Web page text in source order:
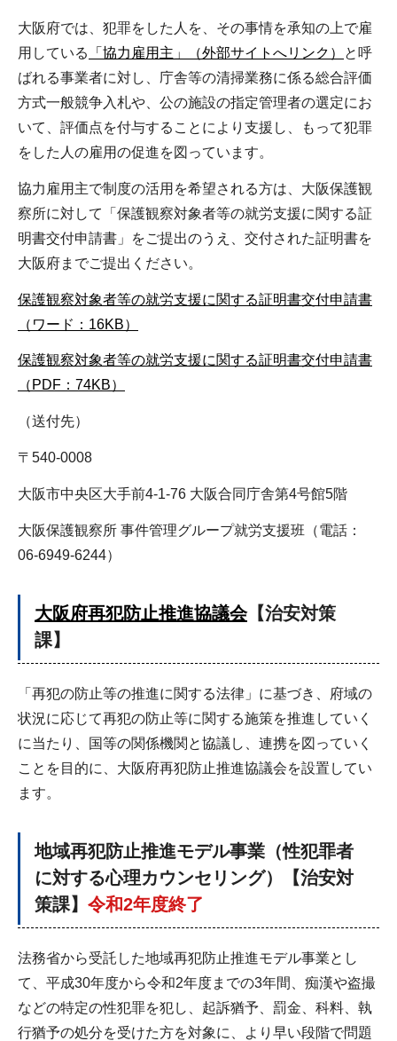
大阪府では、犯罪をした人を、その事情を承知の上で雇
用している
「協力雇用主」（外部サイトへリンク）
と呼
ばれる事業者に対し、庁舎等の清掃業務に係る総合評価
方式一般競争入札や、公の施設の指定管理者の選定にお
いて、評価点を付与することにより支援し、もって犯罪
をした人の雇用の促進を図っています。
協力雇用主で制度の活用を希望される方は、大阪保護観
察所に対して「保護観察対象者等の就労支援に関する証
明書交付申請書」をご提出のうえ、交付された証明書を
大阪府までご提出ください。
保護観察対象者等の就労支援に関する証明書交付申請書
（ワード：16KB）
保護観察対象者等の就労支援に関する証明書交付申請書
（PDF：74KB）
（送付先）
〒540-0008
大阪市中央区大手前4-1-76 大阪合同庁舎第4号館5階
大阪保護観察所 事件管理グループ就労支援班（電話：
06-6949-6244）
大阪府再犯防止推進協議会【治安対策
課】
「再犯の防止等の推進に関する法律」に基づき、府域の
状況に応じて再犯の防止等に関する施策を推進していく
に当たり、国等の関係機関と協議し、連携を図っていく
ことを目的に、大阪府再犯防止推進協議会を設置してい
ます。
地域再犯防止推進モデル事業（性犯罪者
に対する心理カウンセリング）【治安対
策課】 令和2年度終了
法務省から受託した地域再犯防止推進モデル事業とし
て、平成30年度から令和2年度までの3年間、痴漢や盗撮
などの特定の性犯罪を犯し、起訴猶予、罰金、科料、執
行猶予の処分を受けた方を対象に、より早い段階で問題